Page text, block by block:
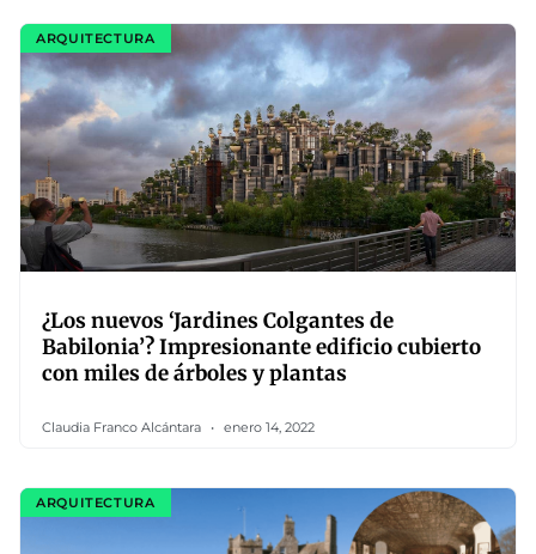
ARQUITECTURA
¿Los nuevos ‘Jardines Colgantes de
Babilonia’? Impresionante edificio cubierto
con miles de árboles y plantas
Claudia Franco Alcántara enero 14, 2022
ARQUITECTURA